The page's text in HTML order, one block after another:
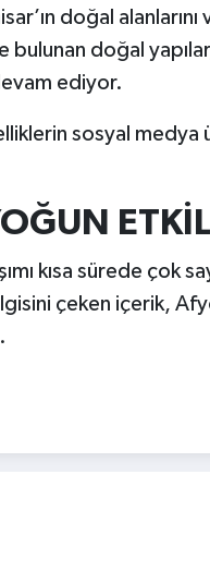
doğal
doğal
ediyor.
sosyal
kısa sürede çok
çeken içerik,